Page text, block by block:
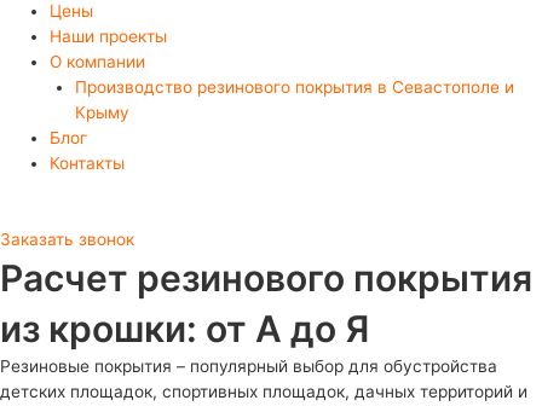
Цены
Наши проекты
О компании
Производство резинового покрытия в Севастополе и
Крыму
Блог
Контакты
Заказать звонок
Расчет резинового покрытия
из крошки: от А до Я
Резиновые покрытия – популярный выбор для обустройства
детских площадок, спортивных площадок, дачных территорий и